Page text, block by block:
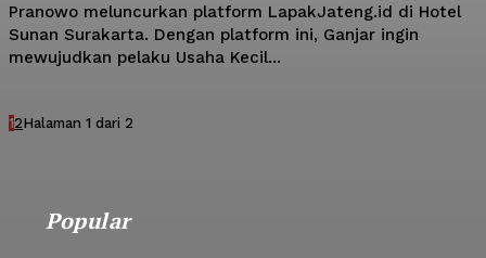
Pranowo meluncurkan platform LapakJateng.id di Hotel
Sunan Surakarta. Dengan platform ini, Ganjar ingin
mewujudkan pelaku Usaha Kecil...
12Halaman 1 dari 2
Popular